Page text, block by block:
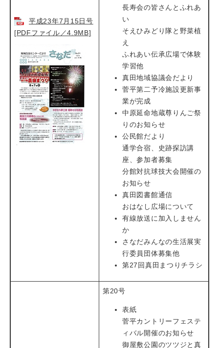
平成23年7月15日号
[PDFファイル／4.9MB]
長寿会の皆さんとふれあ
い
そえひみどり隊と野菜植
え
ふれあい伝承広場で体験
学習他
真田地域協議会だより
菅平第二予冷施設更新事
業が完成
中原延命地蔵尊りんご祭
りのお知らせ
公民館だより
通学合宿、史跡探訪講
座、参加者募集
分館対抗球技大会開催の
お知らせ
真田図書館通信
おはなし広場について
有線放送に加入しません
か
さなだみんなの生活展実
行委員団体募集他
第27回真田まつりチラシ
第20号
表紙
菅平カントリーフェステ
ィバル開催のお知らせ
御屋敷公園のツツジと真